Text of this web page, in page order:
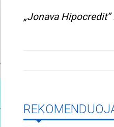
„Jonava Hipocredit”